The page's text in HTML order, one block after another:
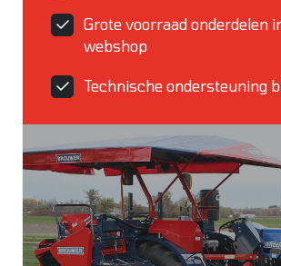
Grote voorraad onderdelen
webshop
Technische ondersteuning